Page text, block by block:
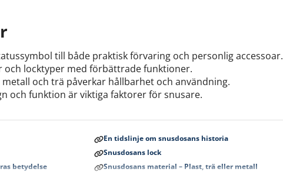
till både praktisk förvaring och personlig accessoar.
och locktyper med förbättrade funktioner.
och trä påverkar hållbarhet och användning.
och funktion är viktiga faktorer för snusare.
En tidslinje om snusdosans historia
Snusdosans lock
betydelse
Snusdosans material – Plast, trä eller metall